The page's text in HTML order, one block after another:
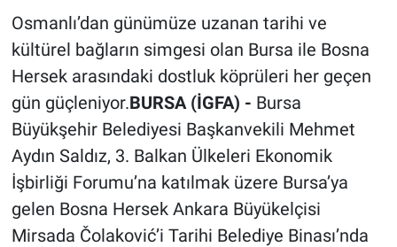
Osmanlı’dan günümüze uzanan tarihi ve
kültürel bağların simgesi olan Bursa ile Bosna
Hersek arasındaki dostluk köprüleri her geçen
gün güçleniyor.BURSA (İGFA) - Bursa
Büyükşehir Belediyesi Başkanvekili Mehmet
Aydın Saldız, 3. Balkan Ülkeleri Ekonomik
İşbirliği Forumu’na katılmak üzere Bursa’ya
gelen Bosna Hersek Ankara Büyükelçisi
Mirsada Čolaković’i Tarihi Belediye Binası’nda